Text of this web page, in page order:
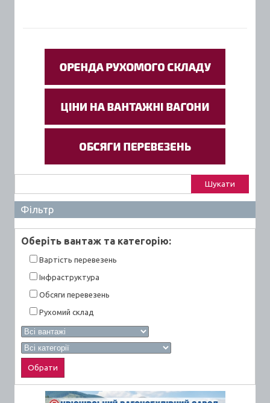
Фільтр
Оберiть вантаж та категорiю:
Вартiсть перевезень
Інфраструктура
Обсяги перевезень
Рухомий склад